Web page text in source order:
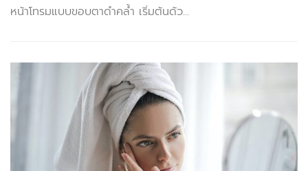
หน้าโทรมแบบขอบตาดำคล้ำ เริ่มต้นด้ว...